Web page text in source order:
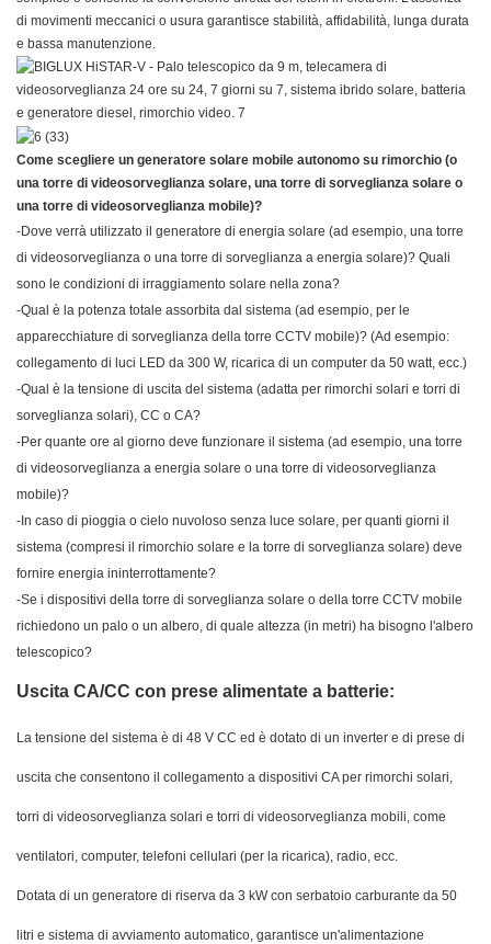
di movimenti meccanici o usura garantisce stabilità, affidabilità, lunga durata
e bassa manutenzione.
Come scegliere un generatore solare mobile autonomo su rimorchio (o
una torre di videosorveglianza solare, una torre di sorveglianza solare o
una torre di videosorveglianza mobile)?
-Dove verrà utilizzato il generatore di energia solare (ad esempio, una torre
di videosorveglianza o una torre di sorveglianza a energia solare)? Quali
sono le condizioni di irraggiamento solare nella zona?
-Qual è la potenza totale assorbita dal sistema (ad esempio, per le
apparecchiature di sorveglianza della torre CCTV mobile)? (Ad esempio:
collegamento di luci LED da 300 W, ricarica di un computer da 50 watt, ecc.)
-Qual è la tensione di uscita del sistema (adatta per rimorchi solari e torri di
sorveglianza solari), CC o CA?
-Per quante ore al giorno deve funzionare il sistema (ad esempio, una torre
di videosorveglianza a energia solare o una torre di videosorveglianza
mobile)?
-In caso di pioggia o cielo nuvoloso senza luce solare, per quanti giorni il
sistema (compresi il rimorchio solare e la torre di sorveglianza solare) deve
fornire energia ininterrottamente?
-Se i dispositivi della torre di sorveglianza solare o della torre CCTV mobile
richiedono un palo o un albero, di quale altezza (in metri) ha bisogno l'albero
telescopico?
Uscita CA/CC con prese alimentate a batterie:
La tensione del sistema è di 48 V CC ed è dotato di un inverter e di prese di
uscita che consentono il collegamento a dispositivi CA per rimorchi solari,
torri di videosorveglianza solari e torri di videosorveglianza mobili, come
ventilatori, computer, telefoni cellulari (per la ricarica), radio, ecc.
Dotata di un generatore di riserva da 3 kW con serbatoio carburante da 50
litri e sistema di avviamento automatico, garantisce un'alimentazione